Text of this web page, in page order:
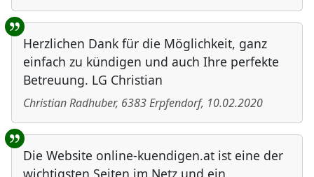
Herzlichen Dank für die Möglichkeit, ganz
einfach zu kündigen und auch Ihre perfekte
Betreuung. LG Christian
Christian Radhuber, 6383Erpfendorf, 10.02.2020
Die Website online-kuendigen.at ist eine der